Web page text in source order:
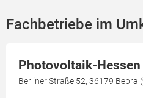
Fachbetriebe im
Photovoltaik-Hessen
Berliner Straße 52, 36179 Bebra